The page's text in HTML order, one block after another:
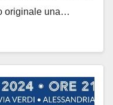
originale una…